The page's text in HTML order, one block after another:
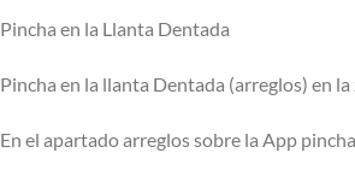
Pincha en la Llanta Dentada
Pincha en la llanta Dentada (arreglos) en
En el apartado arreglos sobre la App